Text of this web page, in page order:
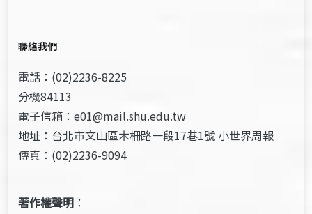
聯絡我們
電話：(02)2236-8225
分機84113
電子信箱：e01@mail.shu.edu.tw
地址：台北市文山區木柵路一段17巷1號 小世界周報
傳真：(02)2236-9094
著作權聲明 ：